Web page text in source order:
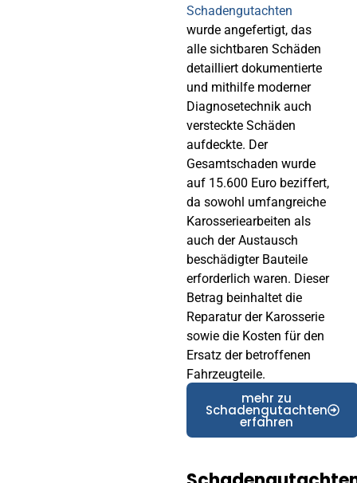
Schadengutachten
wurde angefertigt, das
alle sichtbaren Schäden
detailliert dokumentierte
und mithilfe moderner
Diagnosetechnik auch
versteckte Schäden
aufdeckte. Der
Gesamtschaden wurde
auf 15.600 Euro beziffert,
da sowohl umfangreiche
Karosseriearbeiten als
auch der Austausch
beschädigter Bauteile
erforderlich waren. Dieser
Betrag beinhaltet die
Reparatur der Karosserie
sowie die Kosten für den
Ersatz der betroffenen
Fahrzeugteile.
mehr zu
Schadengutachten
erfahren